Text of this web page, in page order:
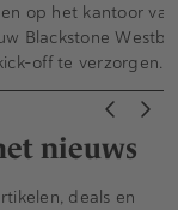
op het kantoor
Blackstone
off te verzorgen…
nieuws
deals en